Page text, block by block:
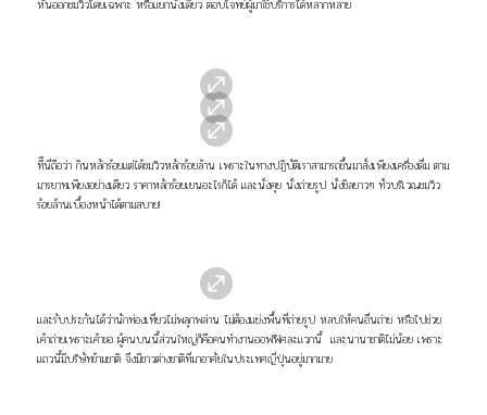
หันออกชมวิวโดยเฉพาะ หรือแยกนั่งเดี่ยว ตอบโจทย์ผู้มาใช้บริการได้หลากหลาย
ทีีนี่ถือว่า กินหลักร้อยแต่ได้ชมวิวหลักร้อยล้าน เพราะในทางปฏิบัติเราสามารถขึ้นมาสั่งเพียงเครื่องดื่ม ตาม
มารยาทเพียงอย่างเดียว ราคาหลักร้อยเยนอะไรก็ได้ และนั่งคุย นั่งถ่ายรูป นั่งชิลยาวๆ ทั่วบริเวณชมวิว
ร้อยล้านเบื้องหน้าได้ตามสบาย!
และรับประกันได้ว่านักท่องเที่ยวไม่พลุกพล่าน ไม่ต้องแย่งพื้นที่ถ่ายรูป หลบให้คนอื่นถ่าย หรือไปช่วย
เค้าถ่ายเพราะเค้าขอ ผู้คนบนนี้ส่วนใหญ่ก็คือคนทำงานออฟฟิศละแวกนี้ และนานาชาติไม่น้อย เพราะ
แถวนี้มีบริษัทข้ามชาติ จึงมีชาวต่างชาติที่มาอาศัยในประเทศญี่ปุ่นอยู่มากมาย